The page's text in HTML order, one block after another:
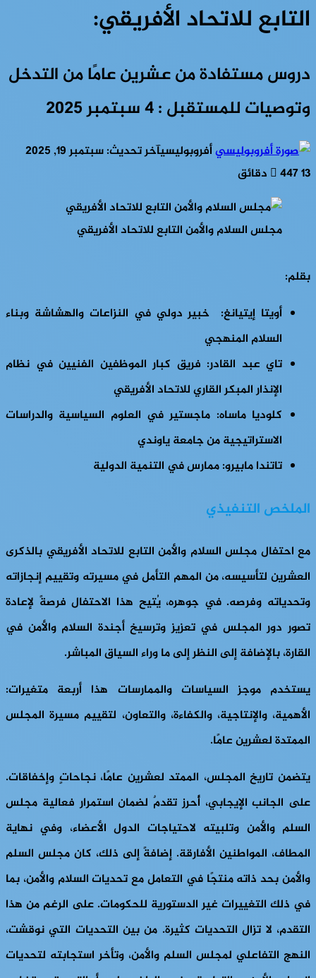
التابع للاتحاد الأفريقي:
دروس مستفادة من عشرين عامًا من التدخل
وتوصيات للمستقبل : 4 سبتمبر 2025
أفروبوليسيآخر تحديث: سبتمبر 19, 2025
44713 دقائق
مجلس السلام والأمن التابع للاتحاد الأفريقي
بقلم:
أويتا إيتيانغ: خبير دولي في النزاعات والهشاشة وبناء
السلام المنهجي
تاي عبد القادر: فريق كبار الموظفين الفنيين في نظام
الإنذار المبكر القاري للاتحاد الأفريقي
كلوديا ماساه: ماجستير في العلوم السياسية والدراسات
الاستراتيجية من جامعة ياوندي
تاتندا مابيرو: ممارس في التنمية الدولية
الملخص التنفيذي
مع احتفال مجلس السلام والأمن التابع للاتحاد الأفريقي بالذكرى
العشرين لتأسيسه، من المهم التأمل في مسيرته وتقييم إنجازاته
وتحدياته وفرصه. في جوهره، يُتيح هذا الاحتفال فرصةً لإعادة
تصور دور المجلس في تعزيز وترسيخ أجندة السلام والأمن في
القارة، بالإضافة إلى النظر إلى ما وراء السياق المباشر.
يستخدم موجز السياسات والممارسات هذا أربعة متغيرات:
الأهمية، والإنتاجية، والكفاءة، والتعاون، لتقييم مسيرة المجلس
الممتدة لعشرين عامًا.
يتضمن تاريخ المجلس، الممتد لعشرين عامًا، نجاحاتٍ وإخفاقات.
على الجانب الإيجابي، أُحرز تقدمٌ لضمان استمرار فعالية مجلس
السلم والأمن وتلبيته لاحتياجات الدول الأعضاء، وفي نهاية
المطاف، المواطنين الأفارقة. إضافةً إلى ذلك، كان مجلس السلم
والأمن بحد ذاته منتجًا في التعامل مع تحديات السلام والأمن، بما
في ذلك التغييرات غير الدستورية للحكومات. على الرغم من هذا
التقدم، لا تزال التحديات كثيرة. من بين التحديات التي نوقشت،
النهج التفاعلي لمجلس السلم والأمن، وتأخر استجابته لتحديات